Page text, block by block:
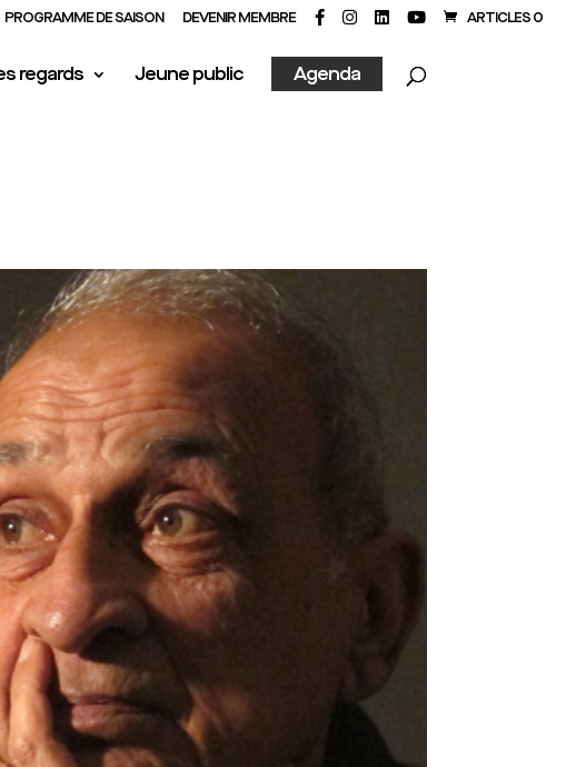
PROGRAMME DE SAISON DEVENIR MEMBRE ARTICLES 0
regards Jeune public Agenda